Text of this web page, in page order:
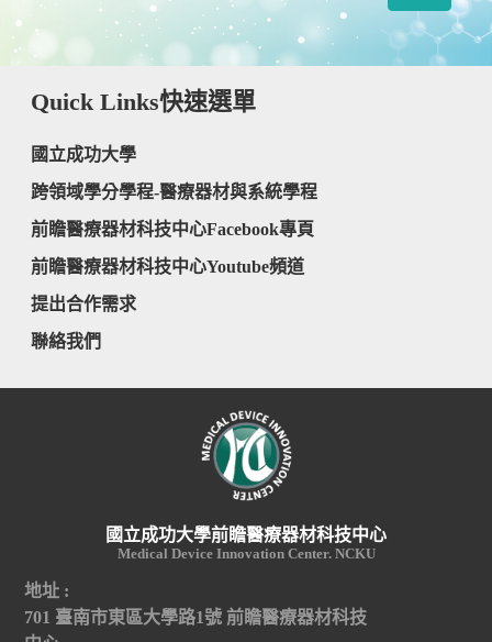
Quick Links快速選單
國立成功大學
跨領域學分學程-醫療器材與系統學程
前瞻醫療器材科技中心Facebook專頁
前瞻醫療器材科技中心Youtube頻道
提出合作需求
聯絡我們
國立成功大學前瞻醫療器材科技中心
Medical Device Innovation Center. NCKU
地址 :
701 臺南市東區大學路1號 前瞻醫療器材科技